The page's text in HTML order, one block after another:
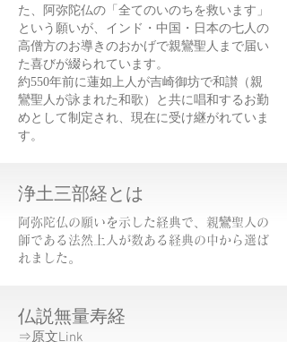
た、阿弥陀仏の「全てのいのちを救います」
という願いが、インド・中国・日本の七人の
高僧方のお導きのおかげで親鸞聖人まで届い
た喜びが綴られています。
約550年前に蓮如上人が吉崎御坊で和讃（親
鸞聖人が詠まれた和歌）と共に唱和するお勤
めとして制定され、現在に受け継がれていま
す。
浄土三部経とは
​阿弥陀仏の願いを示した経典で、親鸞聖人の
師である法然上人が数ある経典の中から選ば
れました。
仏説無量寿経
⇒原文Link